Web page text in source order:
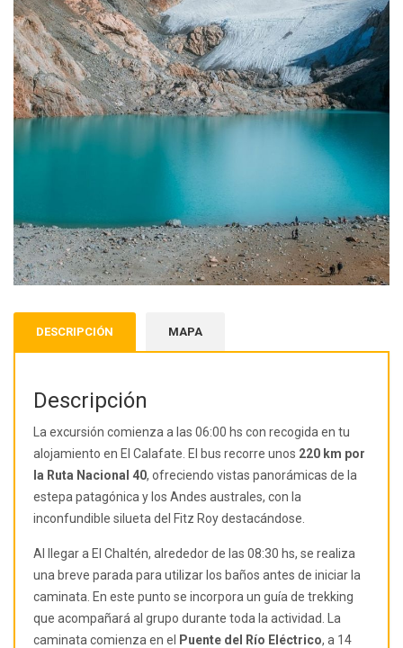
DESCRIPCIÓN MAPA
Descripción
La excursión comienza a las 06:00 hs con recogida en tu
alojamiento en El Calafate. El bus recorre unos 220 km por
la Ruta Nacional 40, ofreciendo vistas panorámicas de la
estepa patagónica y los Andes australes, con la
inconfundible silueta del Fitz Roy destacándose.
Al llegar a El Chaltén, alrededor de las 08:30 hs, se realiza
una breve parada para utilizar los baños antes de iniciar la
caminata. En este punto se incorpora un guía de trekking
que acompañará al grupo durante toda la actividad. La
caminata comienza en el
Puente del Río Eléctrico, a 14